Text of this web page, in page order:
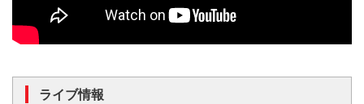
ライブ情報